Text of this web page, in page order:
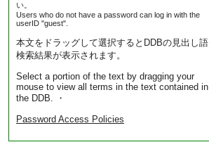
い。
Users who do not have a password can log in with the
userID "guest".
本文をドラッグして選択するとDDBの見出し語
検索結果が表示されます。
Select a portion of the text by dragging your
mouse to view all terms in the text contained in
the DDB. ・
Password Access Policies